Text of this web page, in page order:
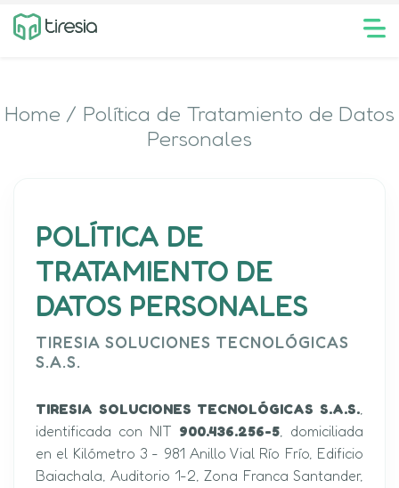
Home / Política de Tratamiento de Datos
Personales
POLÍTICA DE
TRATAMIENTO DE
DATOS PERSONALES
TIRESIA SOLUCIONES TECNOLÓGICAS
S.A.S.
TIRESIA SOLUCIONES TECNOLÓGICAS S.A.S.,
identificada con NIT 900.436.256-5, domiciliada
en el Kilómetro 3 - 981 Anillo Vial Río Frío, Edificio
Baiachala, Auditorio 1-2, Zona Franca Santander,